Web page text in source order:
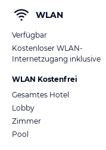
• no free of
• total amount is
the booking
• until 30 days
costs
• for each later
arrangement will
WLAN
Verfügbar
Kostenloser WLAN-
Internetzugang inklusive
WLAN Kostenfrei
Gesamtes Hotel
Lobby
Zimmer
Pool